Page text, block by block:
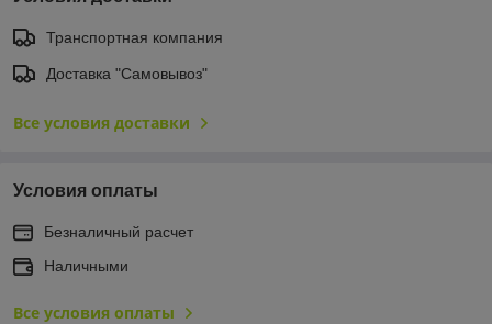
Транспортная компания
Доставка "Самовывоз"
Все условия доставки
Условия оплаты
Безналичный расчет
Наличными
Все условия оплаты